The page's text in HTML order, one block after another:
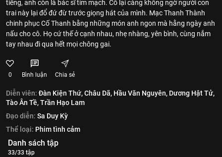
tiếng, anh còn là bác sĩ tim mạch. Cô lại càng không ngờ người con
trai này lại đổ đứ đừ trước giọng hát của mình. Mạc Thanh Thành
chinh phục Cố Thanh bằng những món anh ngon mà hằng ngày anh
nấu cho cô. Họ cứ thế ở cạnh nhau, nhẹ nhàng, yên bình, cùng nắm
tay nhau đi qua hết mọi chông gai.
0 Bình luận Chia sẻ
Diễn viên: Đàn Kiện Thứ,Châu Dã, Hầu Văn Nguyên, Dương Hật Tử,
Tào Ân Tề,Trần Hạo Lam
Đạo diễn: Sa Duy Kỳ
Thể loại: Phim tình cảm
Danh sách tập
33/33 tập